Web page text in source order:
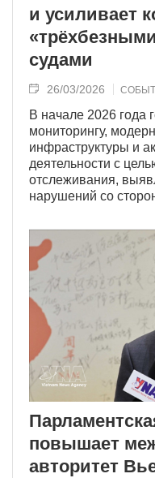
и усиливает
судами
26/03/2026
В начале 2026 года
мониторингу,
инфраструктуры и
деятельности с
отслеживания,
нарушений со
повышает
авторитет